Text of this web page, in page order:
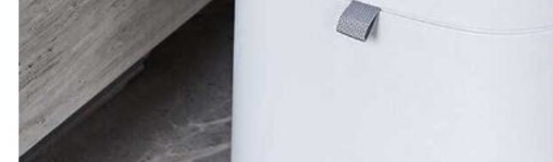
блоков охлаждения
блоков подключения
блоков управления
бойлеров
бормашин
брошюраторов
брудеров
будильников
буферных накопителей
буклетмейкеров